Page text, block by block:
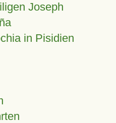
Joseph
in Pisidien